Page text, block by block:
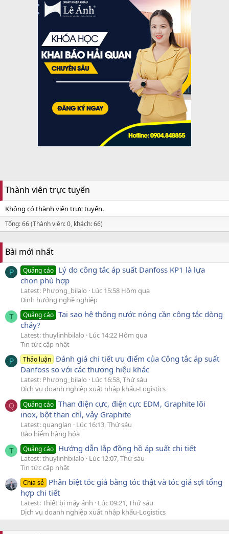
Thành viên trực tuyến
Không có thành viên trực tuyến.
Tổng: 66 (Thành viên: 0, khách: 66)
Bài mới nhất
P Quảng cáo Lý do công tắc áp suất Danfoss KP1 là lựa
chọn phù hợp
Latest: Phương_bilalo
Lúc 15:58 Hôm qua
Định hướng nghề nghiệp
T Quảng cáo Tại sao hệ thống nước nóng cần công tắc dòng
chảy?
Latest: thuylinhbilalo
Lúc 14:22 Hôm qua
Tin tức cập nhật
P Thảo luận Đánh giá chi tiết ưu điểm của Công tắc áp suất
Danfoss so với các thương hiệu khác
Latest: Phương_bilalo
Lúc 16:58, Thứ sáu
Dịch vụ doanh nghiệp xuất nhập khẩu-Logistics
Q Quảng cáo Than điện cực, điện cực EDM, Graphite lõi
inox, bột than chì, vảy Graphite
Latest: quanglan
Lúc 16:13, Thứ sáu
Bảo hiểm hàng hóa
T Quảng cáo Hướng dẫn lắp đồng hồ áp suất chi tiết
Latest: thuylinhbilalo
Lúc 12:07, Thứ sáu
Tin tức cập nhật
Chia sẻ Phân biệt tóc giả bằng tóc thật và tóc giả sợi tổng
hợp chi tiết
Latest: Thiết bị máy ảnh
Lúc 09:21, Thứ sáu
Dịch vụ doanh nghiệp xuất nhập khẩu-Logistics